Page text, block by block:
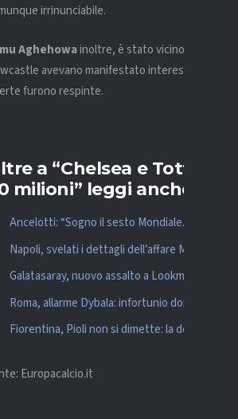
irrinunciabile.
Aghehowainoltre, è stato vicino alla
avevano manifestato interesse, con i
furono respinte.
a “Chelsea e
milioni” leggi anche:
Ancelotti: “Sogno il sesto Mondiale.
Napoli, svelati i dettagli dell’affare Milinkovic-
Galatasaray, nuovo assalto a Lookman: pronta
Roma, allarme Dybala: infortunio dopo il rigore
Fiorentina, Pioli non si dimette: la decisione
Europacalcio.it